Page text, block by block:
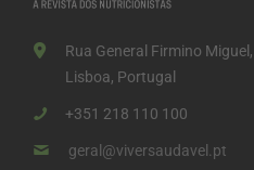
Rua General Firmino
Lisboa, Portugal
+351 218 110 100
geral@viversaudavel.pt